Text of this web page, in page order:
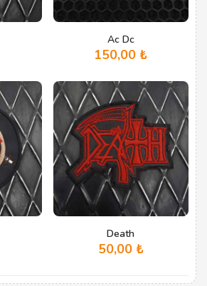
Ac Dc
150,00 ₺
Death
50,00 ₺